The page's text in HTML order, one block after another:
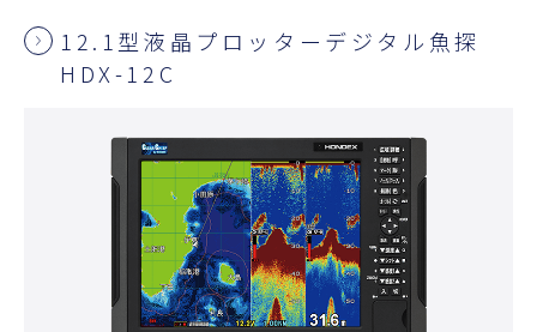
12.1型液晶プロッターデジタル魚探
HDX-12C